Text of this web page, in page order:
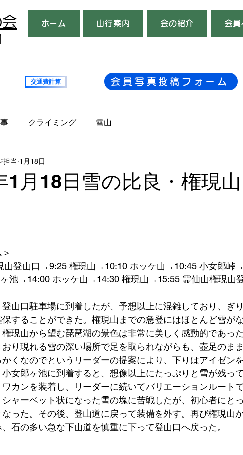
ホーム 山行案内 会の紹介 会員
交通費計算 複数台
会員写真投稿フォーム
クライミング 雪山
1月18日雪の比良・権現
担当 1月18日
山登山口→9:25 権現山→10:10 ホッケ山→10:45 小女郎峠
池→14:00 ホッケ山→14:30 権現山→15:55 霊仙山権現山
山口駐車場に到着したが、予想以上に混雑しており、ぎ
することができた。権現山までの急登にはほとんど雪が
権現山から望む琵琶湖の景色は非常に美しく感動的であっ
り現れる雪の深い場所で足を取られながらも、壺足のま
くなのでというリーダーの提案により、下りはアイゼン
小女郎ヶ池に到着すると、想像以上にたっぷりと雪が残っ
ワカンを装着し、リーダーに続いてバリエーションルート
ャーベット状になった雪の塊に苦戦したが、初心者にと
なった。その後、登山道に戻って装備を外す。再び権現山
石の多い急な下山道を慎重に下って登山口へ戻った。